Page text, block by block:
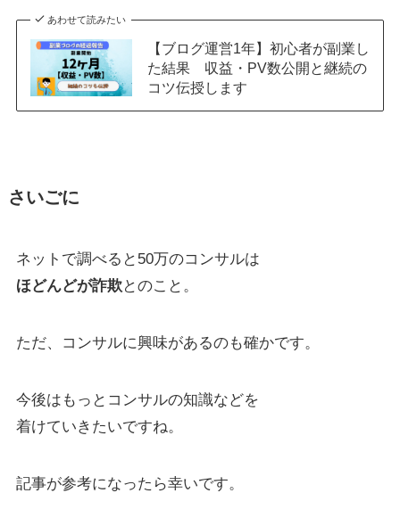
あわせて読みたい
【ブログ運営1年】初心者が副業し
た結果 収益・PV数公開と継続の
コツ伝授します
さいごに
ネットで調べると50万のコンサルは
ほどんどが詐欺とのこと。
ただ、コンサルに興味があるのも確かです。
今後はもっとコンサルの知識などを
着けていきたいですね。
記事が参考になったら幸いです。